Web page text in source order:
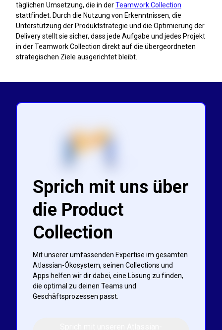
täglichen Umsetzung, die in derTeamwork Collection
stattfindet. Durch die Nutzung von Erkenntnissen, die
Unterstützung der Produktstrategie und die Optimierung der
Delivery stellt sie sicher, dass jede Aufgabe und jedes Projekt
in der Teamwork Collection direkt auf die übergeordneten
strategischen Ziele ausgerichtet bleibt.
Sprich mit uns über
die Product
Collection
Mit unserer umfassenden Expertise im gesamten
Atlassian-Ökosystem, seinen Collections und
Apps helfen wir dir dabei, eine Lösung zu finden,
die optimal zu deinen Teams und
Geschäftsprozessen passt.